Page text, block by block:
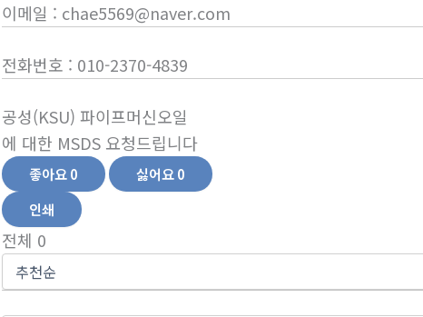
이메일 : chae5569@naver.com
전화번호 : 010-2370-4839
공성(KSU) 파이프머신오일
에 대한 MSDS 요청드립니다
좋아요0 싫어요0
인쇄
전체 0